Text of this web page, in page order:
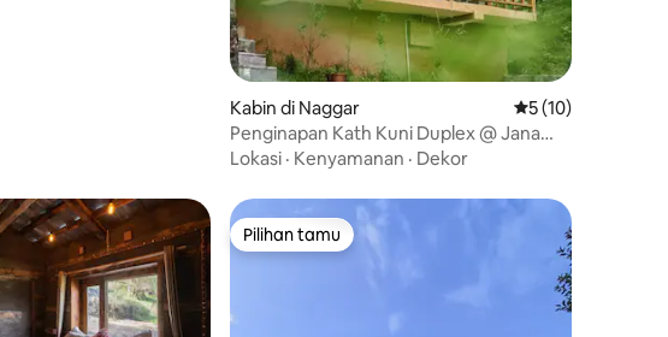
Kabin di Naggar Nilai rata-rata 5
5 (10)
Penginapan Kath Kuni Duplex @ Jana
Trails Chalet, Manali
Lokasi · Kenyamanan · Dekor
Pilihan tamu
Pilihan tamu